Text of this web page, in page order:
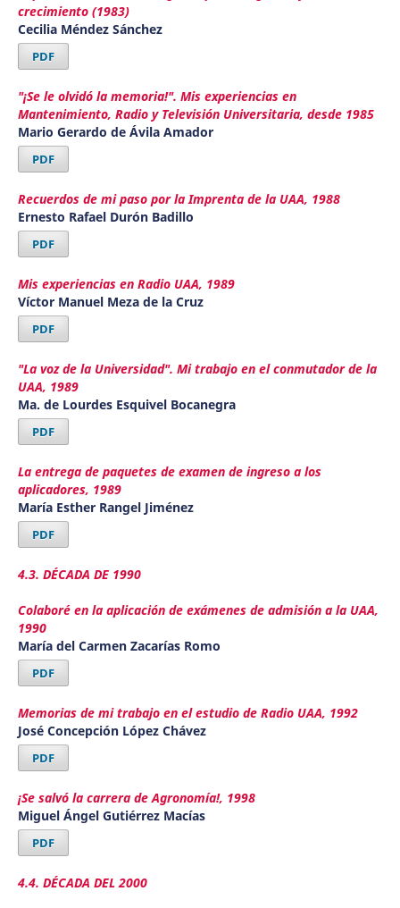
crecimiento (1983)
Cecilia Méndez Sánchez
PDF
"¡Se le olvidó la memoria!". Mis experiencias en
Mantenimiento, Radio y Televisión Universitaria, desde 1985
Mario Gerardo de Ávila Amador
PDF
Recuerdos de mi paso por la Imprenta de la UAA, 1988
Ernesto Rafael Durón Badillo
PDF
Mis experiencias en Radio UAA, 1989
Víctor Manuel Meza de la Cruz
PDF
"La voz de la Universidad". Mi trabajo en el conmutador de la
UAA, 1989
Ma. de Lourdes Esquivel Bocanegra
PDF
La entrega de paquetes de examen de ingreso a los
aplicadores, 1989
María Esther Rangel Jiménez
PDF
4.3. DÉCADA DE 1990
Colaboré en la aplicación de exámenes de admisión a la UAA,
1990
María del Carmen Zacarías Romo
PDF
Memorias de mi trabajo en el estudio de Radio UAA, 1992
José Concepción López Chávez
PDF
¡Se salvó la carrera de Agronomía!, 1998
Miguel Ángel Gutiérrez Macías
PDF
4.4. DÉCADA DEL 2000